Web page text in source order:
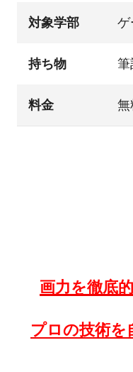
対象学部 ゲ
持ち物 筆
料金 無
画力を徹底
プロの技術を